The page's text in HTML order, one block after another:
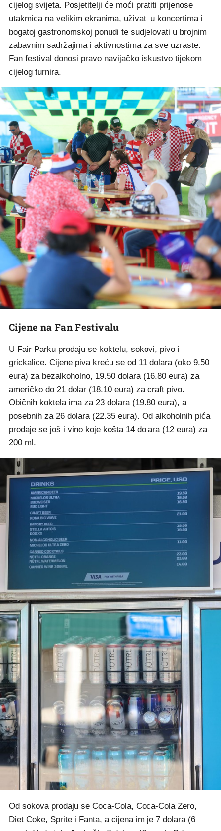
cijelog svijeta. Posjetitelji će moći pratiti prijenose
utakmica na velikim ekranima, uživati u koncertima i
bogatoj gastronomskoj ponudi te sudjelovati u brojnim
zabavnim sadržajima i aktivnostima za sve uzraste.
Fan festival donosi pravo navijačko iskustvo tijekom
cijelog turnira.
Cijene na Fan Festivalu
U Fair Parku prodaju se koktelu, sokovi, pivo i
grickalice. Cijene piva kreću se od 11 dolara (oko 9.50
eura) za bezalkoholno, 19.50 dolara (16.80 eura) za
američko do 21 dolar (18.10 eura) za craft pivo.
Običnih koktela ima za 23 dolara (19.80 eura), a
posebnih za 26 dolara (22.35 eura). Od alkoholnih pića
prodaje se još i vino koje košta 14 dolara (12 eura) za
200 ml.
Od sokova prodaju se Coca-Cola, Coca-Cola Zero,
Diet Coke, Sprite i Fanta, a cijena im je 7 dolara (6